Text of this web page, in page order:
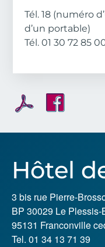
Tél. 18 (numéro
d’un portable)
Tél. 01 30 72 85
Hôtel
3 bis rue Pierre-
BP 30029 Le Plessis-
95131 Franconville
Tel. 01 34 13 71 39